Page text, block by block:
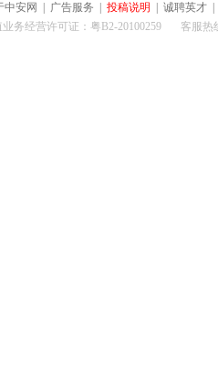
中安网 广告服务 投稿说明 诚聘英才
业务经营许可证：粤B2-20100259 客服